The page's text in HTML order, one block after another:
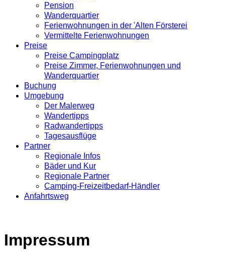
Pension
Wanderquartier
Ferienwohnungen in der 'Alten Försterei
Vermittelte Ferienwohnungen
Preise
Preise Campingplatz
Preise Zimmer, Ferienwohnungen und
Wanderquartier
Buchung
Umgebung
Der Malerweg
Wandertipps
Radwandertipps
Tagesausflüge
Partner
Regionale Infos
Bäder und Kur
Regionale Partner
Camping-Freizeitbedarf-Händler
Anfahrtsweg
Impressum